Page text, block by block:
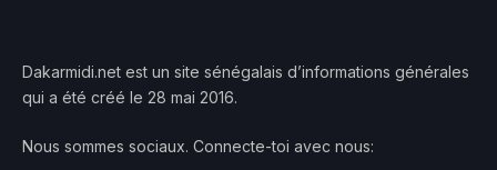
Dakarmidi.net est un site sénégalais d’informations générales
qui a été créé le 28 mai 2016.
Nous sommes sociaux. Connecte-toi avec nous: